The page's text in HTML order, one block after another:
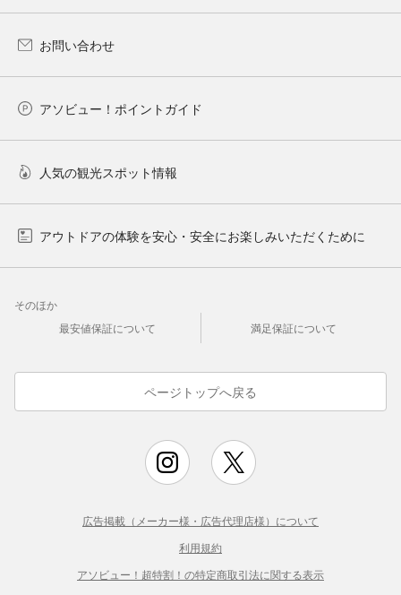
お問い合わせ
アソビュー！ポイントガイド
人気の観光スポット情報
アウトドアの体験を安心・安全にお楽しみいただくために
そのほか
最安値保証について
満足保証について
ページトップへ戻る
広告掲載（メーカー様・広告代理店様）について
利用規約
アソビュー！超特割！の特定商取引法に関する表示